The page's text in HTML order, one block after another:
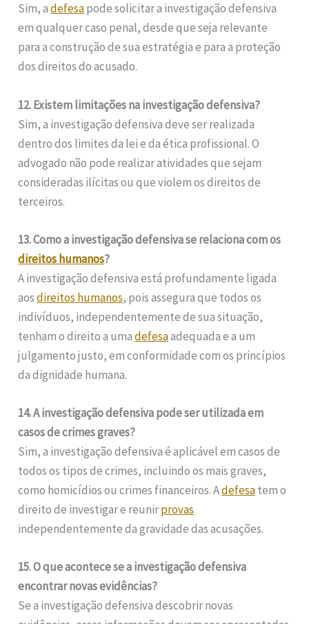
Sim, adefesapode solicitar a investigação defensiva
em qualquer caso penal, desde que seja relevante
para a construção de sua estratégia e para a proteção
dos direitos do acusado.
12. Existem limitações na investigação defensiva?
Sim, a investigação defensiva deve ser realizada
dentro dos limites da lei e da ética profissional. O
advogado não pode realizar atividades que sejam
consideradas ilícitas ou que violem os direitos de
terceiros.
13. Como a investigação defensiva se relaciona com os
direitos humanos?
A investigação defensiva está profundamente ligada
aosdireitos humanos, pois assegura que todos os
indivíduos, independentemente de sua situação,
tenham o direito a umadefesaadequada e a um
julgamento justo, em conformidade com os princípios
da dignidade humana.
14. A investigação defensiva pode ser utilizada em
casos de crimes graves?
Sim, a investigação defensiva é aplicável em casos de
todos os tipos de crimes, incluindo os mais graves,
como homicídios ou crimes financeiros. Adefesatem o
direito de investigar e reunirprovas
independentemente da gravidade das acusações.
15. O que acontece se a investigação defensiva
encontrar novas evidências?
Se a investigação defensiva descobrir novas